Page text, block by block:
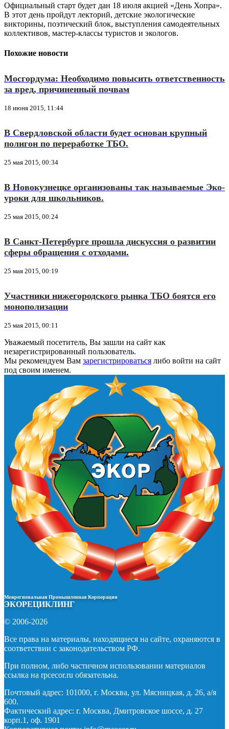
Официальный старт будет дан 18 июля акцией «День Хопра».
В этот день пройдут лекторий, детские экологические
викторины, поэтический блок, выступления самодеятельных
коллективов, мастер-классы туристов и экологов.
Похожие новости
Мосгордума: Необходимо повысить ответственность
за вред, причиненный почвам
18 июня 2015, 11:44
В Свердловской области будет основан крупный
полигон по переработке ТБО.
25 мая 2015, 00:34
В Новокузнецке организованы так называемые Эко-
уроки для школьников.
25 мая 2015, 00:24
В Санкт-Петербурге прошла дискуссия о развитии
сферы обращения с отходами.
25 мая 2015, 00:19
Участники нижегородского рынка ТБО боятся его
монополизации
25 мая 2015, 00:11
Уважаемый посетитель, Вы зашли на сайт как
незарегистрированный пользователь.
Мы рекомендуем Вам зарегистрироваться либо войти на сайт
под своим именем.
Межрегиональная Промышленная Корпорация
ЭКОРЕЦИКЛИНГ
© 2006-2026
Все права на материалы, находящиеся на сайте, охраняются в
соответствии с законодательством РФ.
При полном, либо частичном использовании материалов
ссылка на rpcecor.ru обязательна.
Почтовый адрес: 101000, г. Москва, ул. Мясницкая, д. 26, а/я
600.
Фактический адрес: г. Москва, Дмитровское шоссе, д. 27
корп.1, оф. 1901